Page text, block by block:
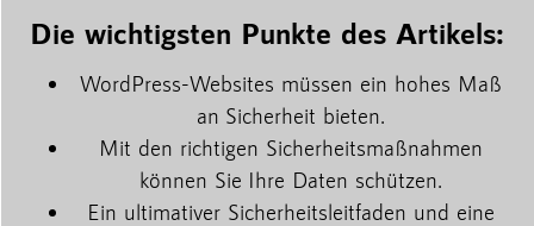
Die wichtigsten Punkte des Artikels:
WordPress-Websites müssen ein hohes Maß
an Sicherheit bieten.
Mit den richtigen Sicherheitsmaßnahmen
können Sie Ihre Daten schützen.
Ein ultimativer Sicherheitsleitfaden und eine